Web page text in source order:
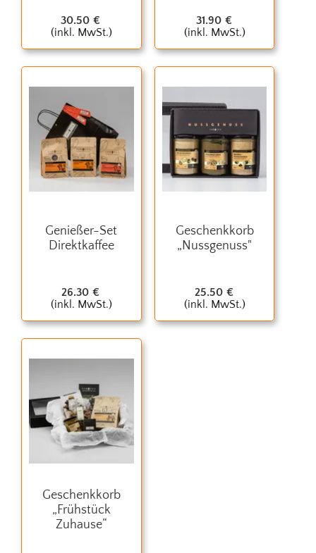
30.50 €
(inkl. MwSt.)
31.90 €
(inkl. MwSt.)
Genießer-Set
Direktkaffee
26.30 €
(inkl. MwSt.)
Geschenkkorb
„Nussgenuss"
25.50 €
(inkl. MwSt.)
Geschenkkorb
„Frühstück
Zuhause“